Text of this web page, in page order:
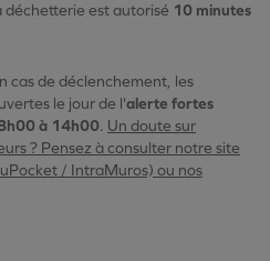
déchetterie est autorisé 10 minutes
cas de déclenchement , les
le jour de l'alerte fortes
à 14h00. Un doute sur
? Pensez à consulter notre site
/ IntraMuros) ou nos